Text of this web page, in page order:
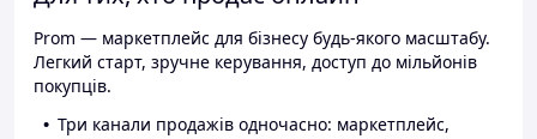
Prom — маркетплейс для бізнесу будь-якого масштабу.
Легкий старт, зручне керування, доступ до мільйонів
покупців.
Три канали продажів одночасно: маркетплейс,